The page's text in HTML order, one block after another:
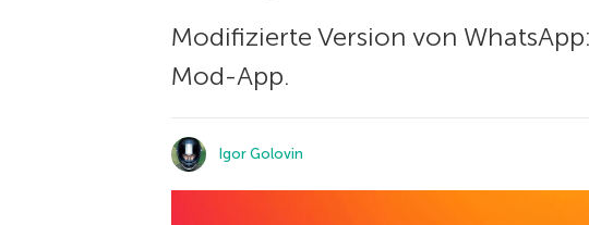
Modifizierte Version von
Mod-App.
Igor Golovin